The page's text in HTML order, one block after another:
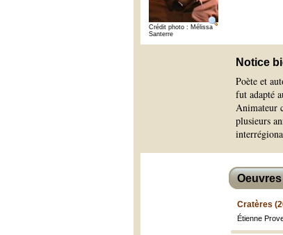
Crédit photo : Mélissa
Santerre
Notice
Poète et
fut adapté
Animateur
plusieurs
Oeuvres
Cratères
Étienne